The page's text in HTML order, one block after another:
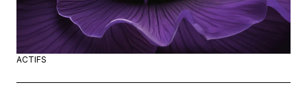
ACTIFS